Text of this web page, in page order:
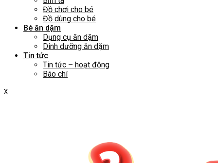
Đồ chơi cho bé
Đồ dùng cho bé
Bé ăn dặm
Dụng cụ ăn dặm
Dinh dưỡng ăn dặm
Tin tức
Tin tức – hoạt động
Báo chí
x